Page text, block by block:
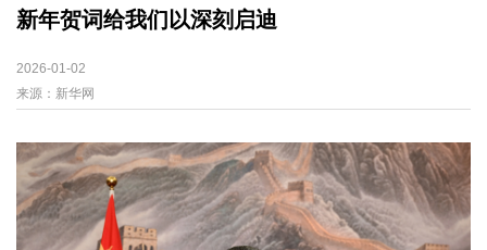
经济
经济观察
经济转型
政治
深化改革 依法治国 司法公正 民主政治
观察思考
网文推荐
新年贺词给我们以深刻启迪
2026-01-02
来源： 新华网